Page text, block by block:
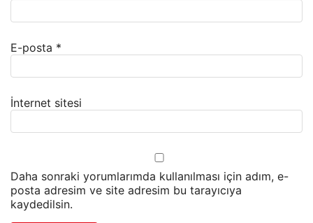
E-posta *
İnternet sitesi
Daha sonraki yorumlarımda kullanılması için adım, e-
posta adresim ve site adresim bu tarayıcıya
kaydedilsin.